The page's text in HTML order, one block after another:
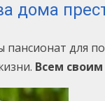
дома
для
Всем